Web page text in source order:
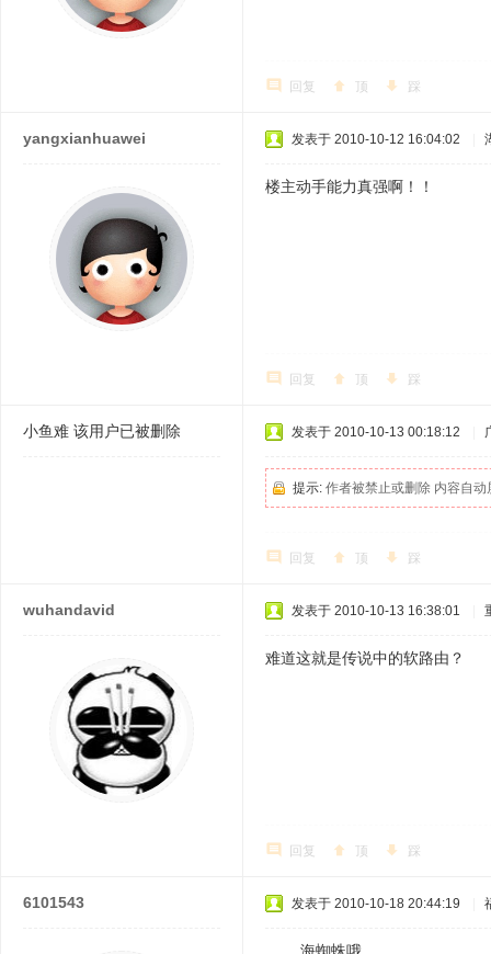
回复 顶 踩
yangxianhuawei 发表于 2010-10-12 16:04:02
楼主动手能力真强啊！！
回复 顶 踩
小鱼难 该用户已被删除 发表于 2010-10-13 00:18:12
提示: 作者被禁止或删除 内容自动
回复 顶 踩
wuhandavid 发表于 2010-10-13 16:38:01
难道这就是传说中的软路由？
回复 顶 踩
6101543 发表于 2010-10-18 20:44:19